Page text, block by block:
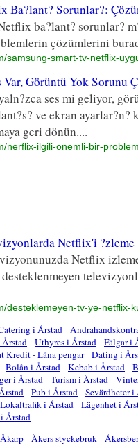
Ba?lant? Sorunlar?:
ba?lant? sorunlar?
çözümlerini
samsung-smart-tv-netflix-
Görüntü Yok Sorunu
ses mi geliyor,
ve ekran
geri dönün....
nerflix-ilgili-onemli-bir-
Netflix'i ?zleme
Netflix
desteklemeyen-tv-ye-netflix-
i Årstad
Årstad Uthyres i Årstad
Fälgar i
Kredit - Låna pengar
Dating i
Bolån i Årstad Kebab i Årstad
i Årstad Turism i Årstad
Pub i Årstad
Sevärdheter i
Lokaltrafik i Årstad
Lägenhet i
Årstad
Åkarp Åkers styckebruk